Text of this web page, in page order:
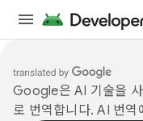
Google은 AI 기술을
로 번역합니다. AI 번역